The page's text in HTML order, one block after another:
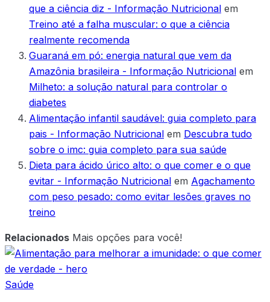
que a ciência diz - Informação Nutricional em
Treino até a falha muscular: o que a ciência
realmente recomenda
Guaraná em pó: energia natural que vem da
Amazônia brasileira - Informação Nutricional em
Milheto: a solução natural para controlar o
diabetes
Alimentação infantil saudável: guia completo para
pais - Informação Nutricional em Descubra tudo
sobre o imc: guia completo para sua saúde
Dieta para ácido úrico alto: o que comer e o que
evitar - Informação Nutricional em Agachamento
com peso pesado: como evitar lesões graves no
treino
Relacionados Mais opções para você!
Saúde